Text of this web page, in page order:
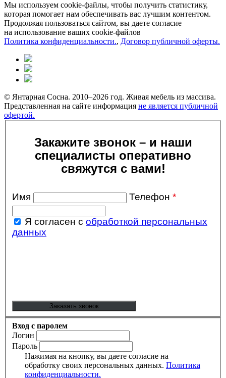
Мы используем cookie-файлы, чтобы получить статистику,
которая помогает нам обеспечивать вас лучшим контентом.
Продолжая пользоваться сайтом, вы даете согласие
на использование ваших cookie-файлов
Политика конфиденциальности., Договор публичной оферты.
© Янтарная Сосна. 2010–2026 год. Живая мебель из массива.
Представленная на сайте информация не является публичной
офертой.
Закажите звонок – и наши
специалисты оперативно
свяжутся с вами!
Имя Телефон *
Я согласен с обработкой персональных
данных
Вход с паролем
Логин
Пароль
Нажимая на кнопку, вы даете согласие на
обработку своих персональных данных. Политика
конфиденциальности.